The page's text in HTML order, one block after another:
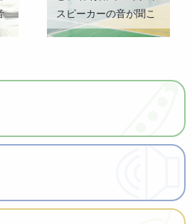
スピーカーの音が聞こ
えにくいことがよくあ